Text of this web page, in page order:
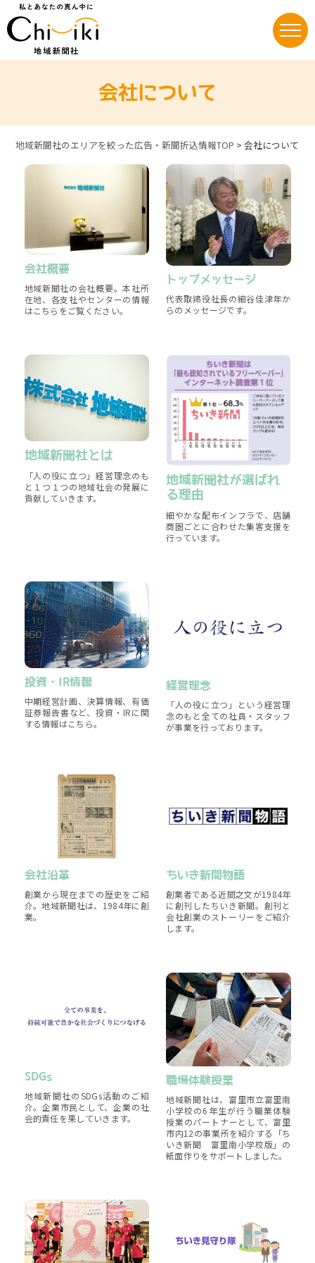
会社について
地域新聞社のエリアを絞った広告・新聞折込情報TOP >会社について
会社概要
地域新聞社の会社概要。本社所
在地、各支社やセンターの情報
はこちらをご覧ください。
トップメッセージ
代表取締役社長の細谷佳津年か
らのメッセージです。
地域新聞社とは
「人の役に立つ」経営理念のも
と１つ１つの地域社会の発展に
貢献していきます。
地域新聞社が選ばれ
る理由
細やかな配布インフラで、店舗
商圏ごとに合わせた集客支援を
行っています。
投資・IR情報
中期経営計画、決算情報、有価
証券報告書など、投資・IRに関
する情報はこちら。
経営理念
「人の役に立つ」という経営理
念のもと全ての社員・スタッフ
が事業を行っております。
会社沿革
創業から現在までの歴史をご紹
介。地域新聞社は、1984年に創
業。
ちいき新聞物語
創業者である近間之文が1984年
に創刊したちいき新聞。創刊と
会社創業のストーリーをご紹介
します。
SDGs
地域新聞社のSDGs活動のご紹
介。企業市民として、企業の社
会的責任を果していきます。
職場体験授業
地域新聞社は、富里市立富里南
小学校の6年生が行う職業体験
授業のパートナーとして、富里
市内12の事業所を紹介する「ち
いき新聞 富里南小学校版」の
紙面作りをサポートしました。